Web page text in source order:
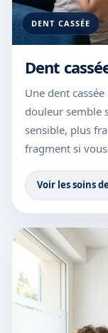
DENT CASSÉE
Dent
Une dent
douleur semble
sensible, plus
fragment si vous
Voir les soins